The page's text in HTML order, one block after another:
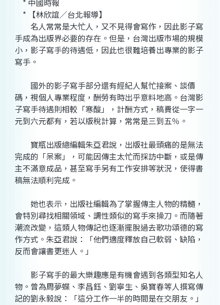
* 中國時報
* 【林欣誼／台北報導】
名人常常是大忙人，又不見得會寫作，因此影子寫
手成為出版界必要的存在。但是，台灣出版市場的規模
小，影子寫手的待遇低，因此也很難培養出專業的影子
寫手。
國外的影子寫手部分還有經紀人幫忙接案、談價
碼，視個人專業程度，酬勞有時出乎意料地高。台灣影
子寫手待遇則相較「寒酸」，計酬方式，稿費從一字一
元到六元都有，若以版稅計算，常常是三到五％。
寶瓶出版總編輯朱亞君說，出版社最頭痛的是無法
完成的「呆案」，可能因傳主太忙而採訪中斷，或是傳
主不滿意成品，甚至寫手另有工作安排等狀況，使得書
稿無法順利完成。
她也表示，出版社編輯為了掌握傳主人物的精髓，
會特別尋找相關領域、調性類似的寫手來操刀。而隨著
潮流改變，這類人物傳記也逐漸擺脫過去歌功頌德的寫
作方式。朱亞君說：「他們適度釋放自己軟弱、缺陷，
反而會讓書更迷人。」
影子寫手的最大樂趣應是有機會遇到各類型知名人
物。曾為周夢蝶、李昌鈺、劉寧生、吳寶春等人撰寫傳
記的劉永毅說：「這分工作一半的時間是在交朋友。」